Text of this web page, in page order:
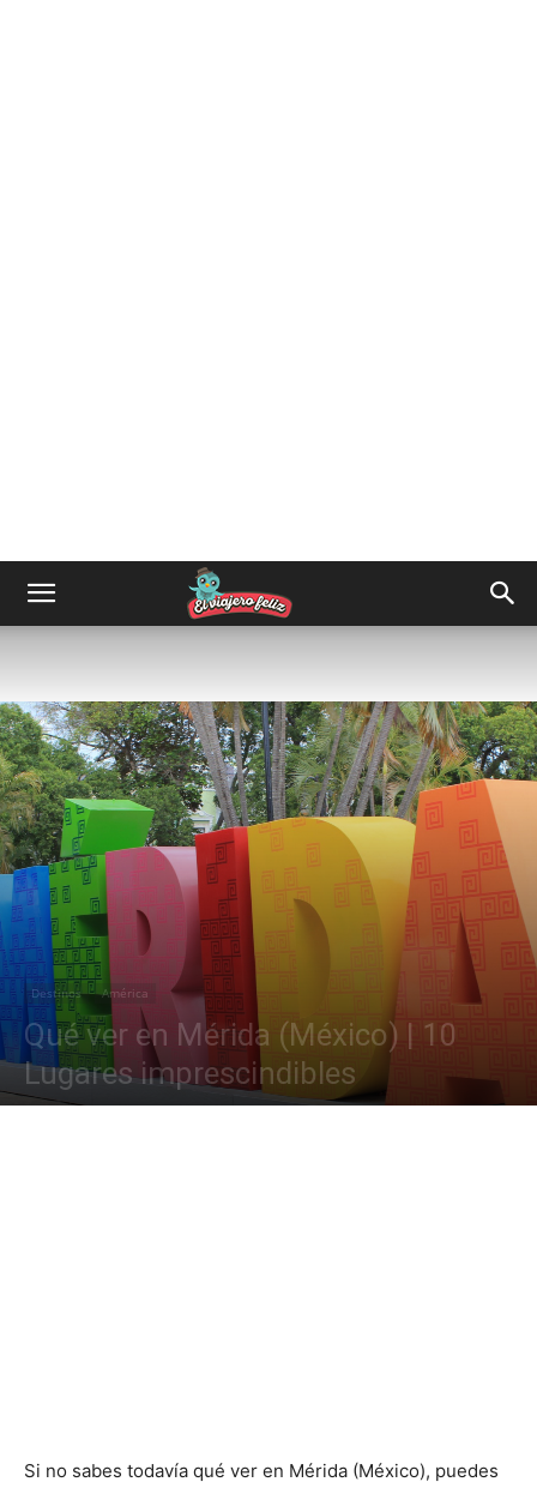
Destinos América
Qué ver en Mérida (México) | 10
Lugares imprescindibles
Si no sabes todavía qué ver en Mérida (México), puedes